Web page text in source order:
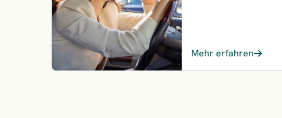
der
Mehr erfahren